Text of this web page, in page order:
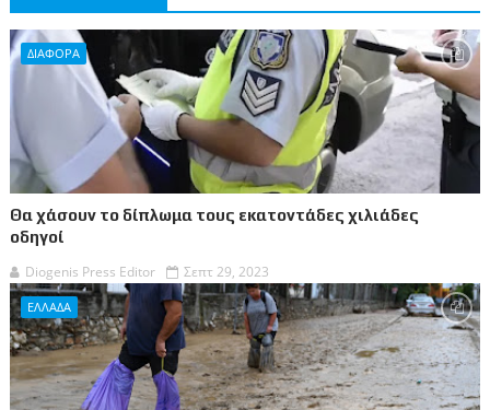
ΔΙΑΦΟΡΑ
Θα χάσουν το δίπλωμα τους εκατοντάδες χιλιάδες
οδηγοί
Diogenis Press Editor
Σεπτ 29, 2023
ΕΛΛΑΔΑ